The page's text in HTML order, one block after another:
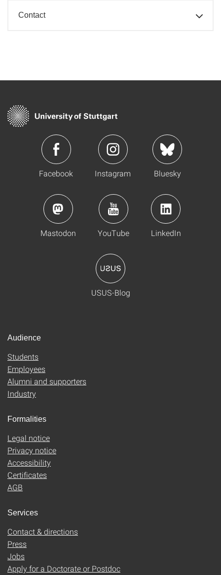
Contact
Facebook Instagram Bluesky
Mastodon YouTube LinkedIn
USUS-Blog
Audience
Students
Employees
Alumni and supporters
Industry
Formalities
Legal notice
Privacy notice
Accessibility
Certificates
AGB
Services
Contact & directions
Press
Jobs
Apply for a Doctorate or Postdoc